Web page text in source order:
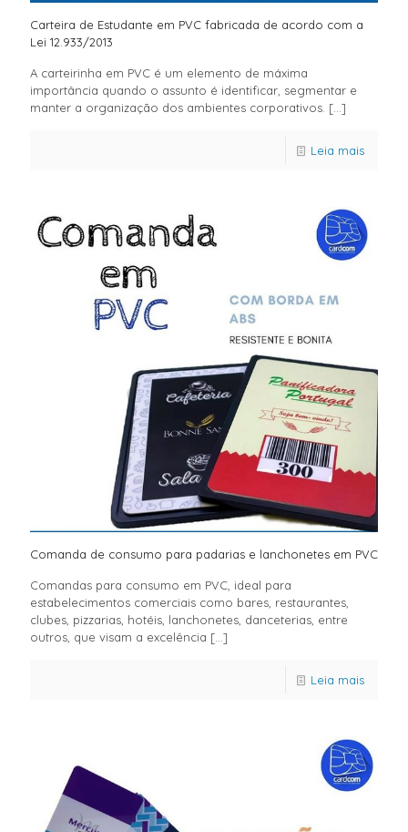
Carteira de Estudante em PVC fabricada de acordo com a
Lei 12.933/2013
A carteirinha em PVC é um elemento de máxima
importância quando o assunto é identificar, segmentar e
manter a organização dos ambientes corporativos. […]
Leia mais
Comanda de consumo para padarias e lanchonetes em PVC
Comandas para consumo em PVC, ideal para
estabelecimentos comerciais como bares, restaurantes,
clubes, pizzarias, hotéis, lanchonetes, danceterias, entre
outros, que visam a excelência […]
Leia mais